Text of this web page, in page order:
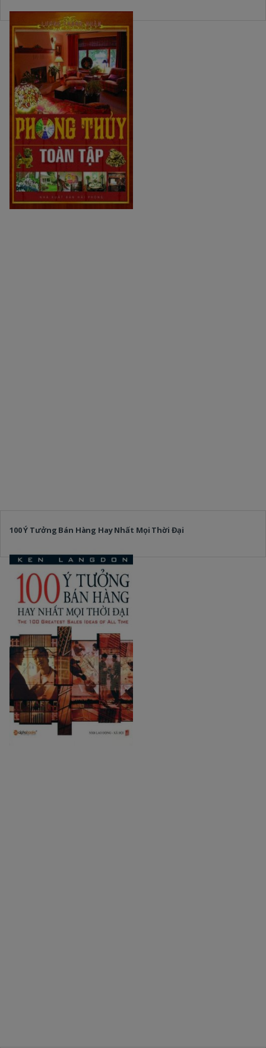
100 Ý Tưởng Bán Hàng Hay Nhất Mọi Thời Đại